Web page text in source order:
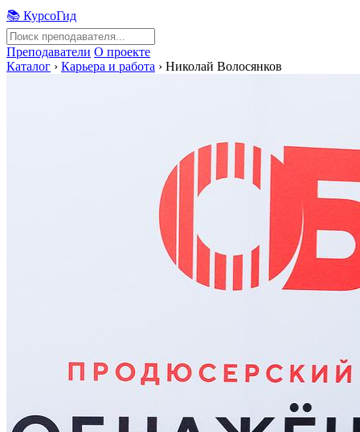
📚 КурсоГид
Преподаватели О проекте
Каталог › Карьера и работа › Николай Волосянков